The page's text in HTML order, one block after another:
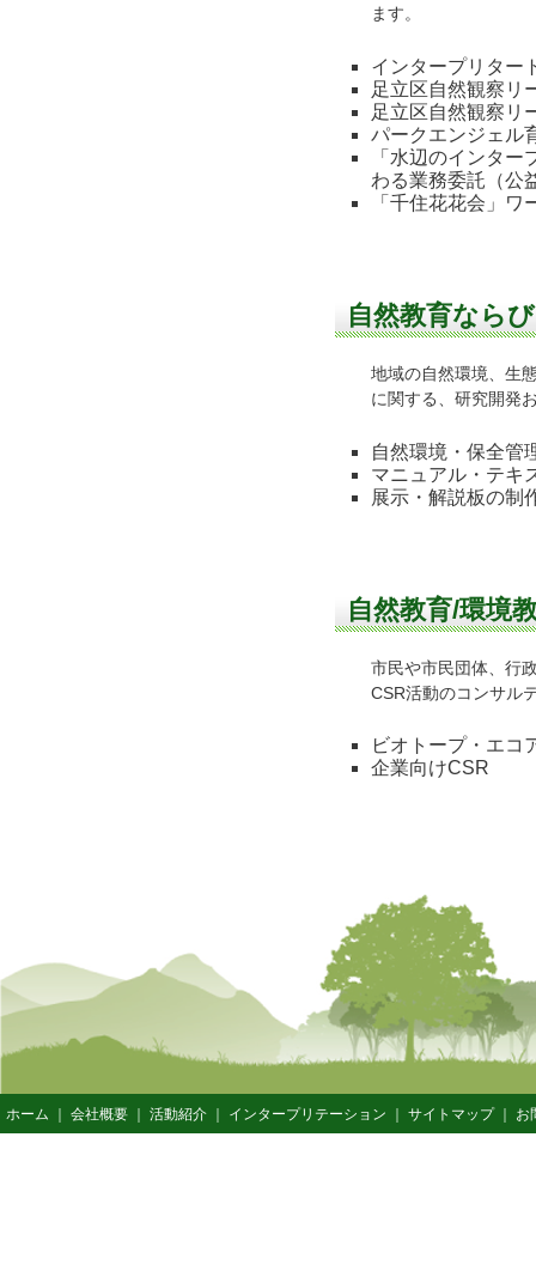
ます。
インタープリター
足立区自然観察リ
足立区自然観察リ
パークエンジェル
「水辺のインタ
わる業務委託（公
「千住花花会」
自然教育なら
地域の自然環境、生
に関する、研究開発
自然環境・保全管
マニュアル・テキ
展示・解説板の制
自然教育/環境
市民や市民団体、行
CSR活動のコンサル
ビオトープ・エコ
企業向けCSR
ホーム ｜ 会社概要 ｜ 活動紹介 ｜ インタープリテーション ｜ サイトマップ｜ お